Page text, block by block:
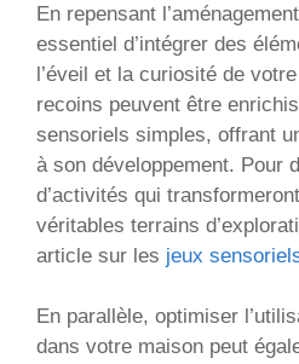
En repensant
essentiel d’intégrer des
l’éveil et la curiosité de
recoins peuvent être
sensoriels simples, offrant
à son développement. Pour
d’activités qui
véritables terrains
article sur les jeux
En parallèle, optimiser
dans votre maison peut